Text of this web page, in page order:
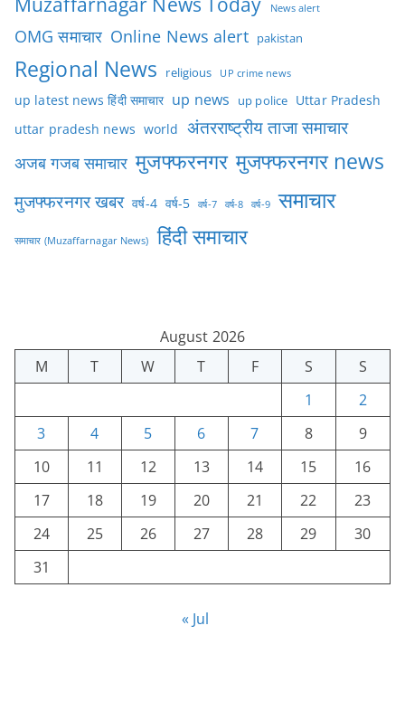
News alert
OMG समाचार Online News alert pakistan
Regional News religious UP crime news
up latest news हिंदी समाचार up news up police Uttar Pradesh
uttar pradesh news world अंतरराष्ट्रीय ताजा समाचार
अजब गजब समाचार मुजफ्फरनगर मुजफ्फरनगर news
मुजफ्फरनगर खबर वर्ष-4 वर्ष-5 वर्ष-7 वर्ष-8 वर्ष-9 समाचार
समाचार (Muzaffarnagar News) हिंदी समाचार
August 2026
M
T W T F S
S
1
2
3
4 5 6 7 8
9
10
11 12 13 14 15
16
17
18 19 20 21 22
23
24
25 26 27 28 29
30
31
« Jul